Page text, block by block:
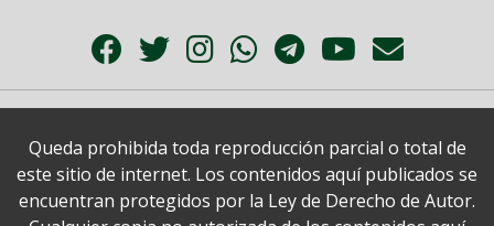
Queda prohibida toda reproducción parcial o total de
este sitio de internet. Los contenidos aquí publicados se
encuentran protegidos por la Ley de Derecho de Autor.